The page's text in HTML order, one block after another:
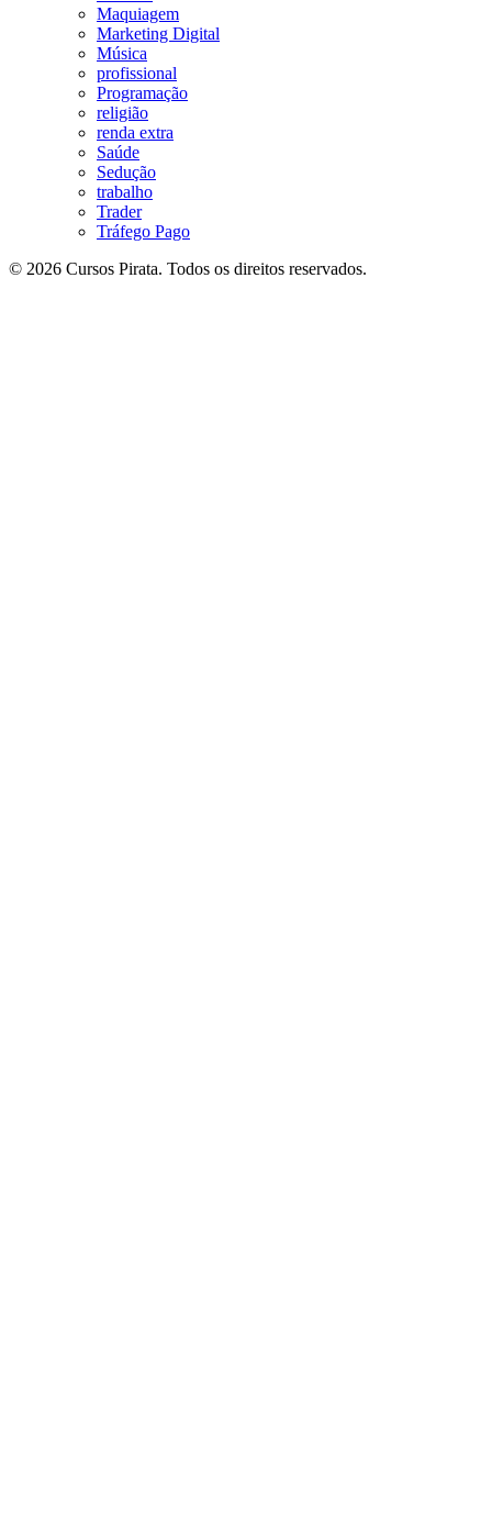
Maquiagem
Marketing Digital
Música
profissional
Programação
religião
renda extra
Saúde
Sedução
trabalho
Trader
Tráfego Pago
© 2026 Cursos Pirata. Todos os direitos reservados.